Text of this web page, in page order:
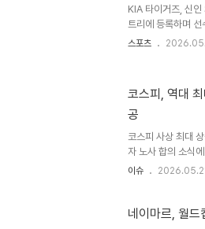
불러왔습니다. 보
KIA 타이거즈, 신
트리에 등록하며 선
불가피한 결정이었
이에 따라 외야수
대되는 활약2007
스포츠
코스피, 역대
공
코스피 사상 최대
자 노사 합의 소식
날 코스피는 전일
주 엔비디아의 호실
이슈
네이마르, 월